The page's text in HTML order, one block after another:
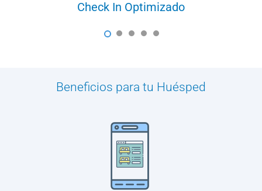
Check In Optimizado
1 2 3 4 5
Beneficios para tu Huésped